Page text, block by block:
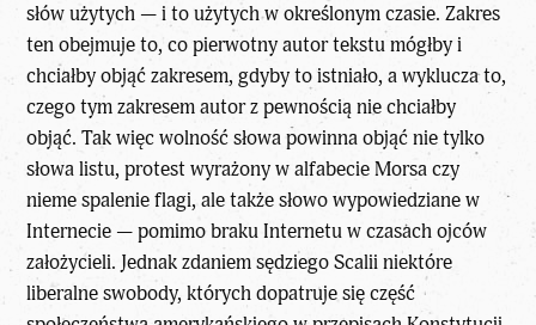
słów użytych — i to użytych w określonym czasie. Zakres
ten obejmuje to, co pierwotny autor tekstu mógłby i
chciałby objąć zakresem, gdyby to istniało, a wyklucza to,
czego tym zakresem autor z pewnością nie chciałby
objąć. Tak więc wolność słowa powinna objąć nie tylko
słowa listu, protest wyrażony w alfabecie Morsa czy
nieme spalenie flagi, ale także słowo wypowiedziane w
Internecie — pomimo braku Internetu w czasach ojców
założycieli. Jednak zdaniem sędziego Scalii niektóre
liberalne swobody, których dopatruje się część